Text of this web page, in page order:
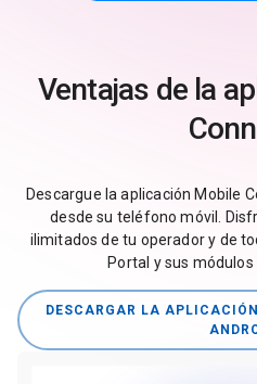
Ventajas de la
Descargue la aplicación Mobile
desde su teléfono móvil.
ilimitados de tu operador y de
Portal y sus
DESCARGAR LA